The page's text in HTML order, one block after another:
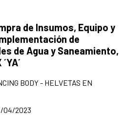
item
de Insumos, Equipo y
de
de Agua y Saneamiento,
BODY - HELVETAS EN
04/2023